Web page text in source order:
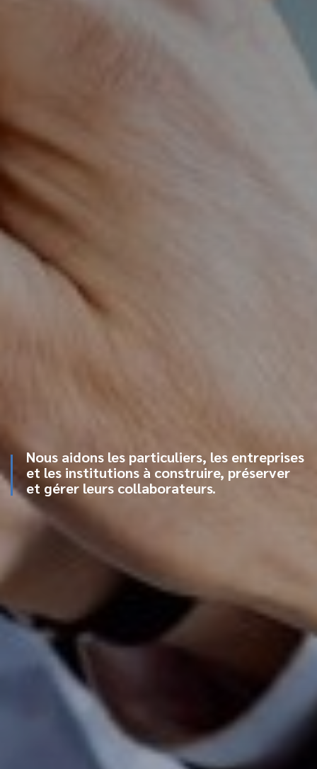
Nous aidons les particuliers, les entreprises
et les institutions à construire, préserver
et gérer leurs collaborateurs.